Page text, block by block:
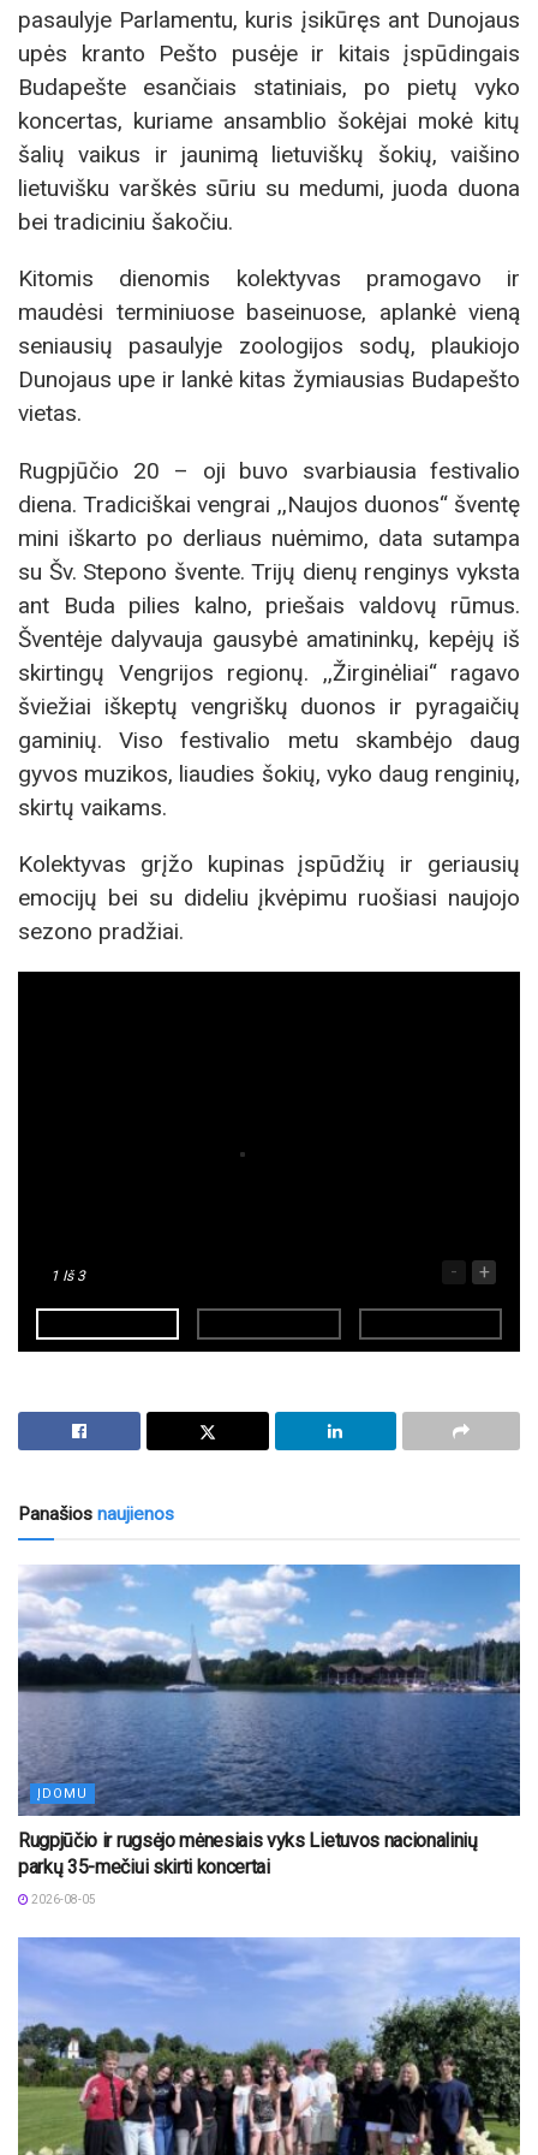
pasaulyje Parlamentu, kuris įsikūręs ant Dunojaus
upės kranto Pešto pusėje ir kitais įspūdingais
Budapešte esančiais statiniais, po pietų vyko
koncertas, kuriame ansamblio šokėjai mokė kitų
šalių vaikus ir jaunimą lietuviškų šokių, vaišino
lietuvišku varškės sūriu su medumi, juoda duona
bei tradiciniu šakočiu.
Kitomis dienomis kolektyvas pramogavo ir
maudėsi terminiuose baseinuose, aplankė vieną
seniausių pasaulyje zoologijos sodų, plaukiojo
Dunojaus upe ir lankė kitas žymiausias Budapešto
vietas.
Rugpjūčio 20 – oji buvo svarbiausia festivalio
diena. Tradiciškai vengrai ,,Naujos duonos“ šventę
mini iškarto po derliaus nuėmimo, data sutampa
su Šv. Stepono švente. Trijų dienų renginys vyksta
ant Buda pilies kalno, priešais valdovų rūmus.
Šventėje dalyvauja gausybė amatininkų, kepėjų iš
skirtingų Vengrijos regionų. ,,Žirginėliai“ ragavo
šviežiai iškeptų vengriškų duonos ir pyragaičių
gaminių. Viso festivalio metu skambėjo daug
gyvos muzikos, liaudies šokių, vyko daug renginių,
skirtų vaikams.
Kolektyvas grįžo kupinas įspūdžių ir geriausių
emocijų bei su dideliu įkvėpimu ruošiasi naujojo
sezono pradžiai.
1 Iš 3 - +
Panašios naujienos
ĮDOMU
Rugpjūčio ir rugsėjo mėnesiais vyks Lietuvos nacionalinių
parkų 35-mečiui skirti koncertai
2026-08-05